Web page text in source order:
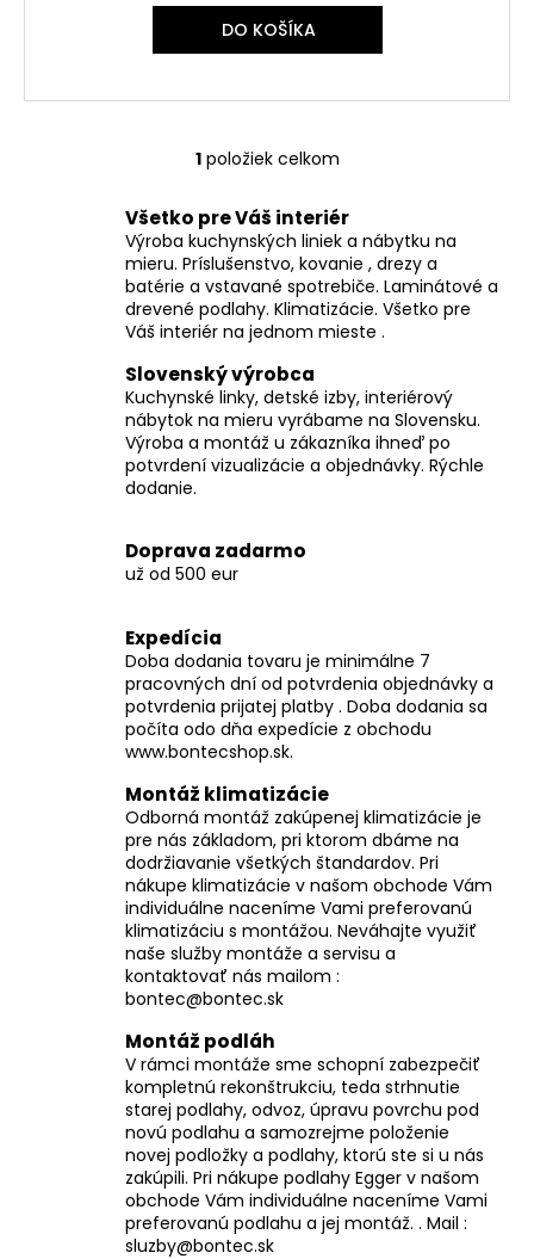
DO KOŠÍKA
O
l
á
d
a
c
e
p
r
v
v
ý
u
1položiek celkom
Všetko pre Váš interiér
Výroba kuchynských liniek a nábytku na
mieru. Príslušenstvo, kovanie , drezy a
batérie a vstavané spotrebiče. Laminátové a
drevené podlahy. Klimatizácie. Všetko pre
Váš interiér na jednom mieste .
Slovenský výrobca
Kuchynské linky, detské izby, interiérový
nábytok na mieru vyrábame na Slovensku.
Výroba a montáž u zákazníka ihneď po
potvrdení vizualizácie a objednávky. Rýchle
dodanie.
Doprava zadarmo
už od 500 eur
Expedícia
Doba dodania tovaru je minimálne 7
pracovných dní od potvrdenia objednávky a
potvrdenia prijatej platby . Doba dodania sa
počíta odo dňa expedície z obchodu
www.bontecshop.sk.
Montáž klimatizácie
Odborná montáž zakúpenej klimatizácie je
pre nás základom, pri ktorom dbáme na
dodržiavanie všetkých štandardov. Pri
nákupe klimatizácie v našom obchode Vám
individuálne naceníme Vami preferovanú
klimatizáciu s montážou. Neváhajte využiť
naše služby montáže a servisu a
kontaktovať nás mailom :
bontec@bontec.sk
Montáž podláh
V rámci montáže sme schopní zabezpečiť
kompletnú rekonštrukciu, teda strhnutie
starej podlahy, odvoz, úpravu povrchu pod
novú podlahu a samozrejme položenie
novej podložky a podlahy, ktorú ste si u nás
zakúpili. Pri nákupe podlahy Egger v našom
obchode Vám individuálne naceníme Vami
preferovanú podlahu a jej montáž. . Mail :
sluzby@bontec.sk